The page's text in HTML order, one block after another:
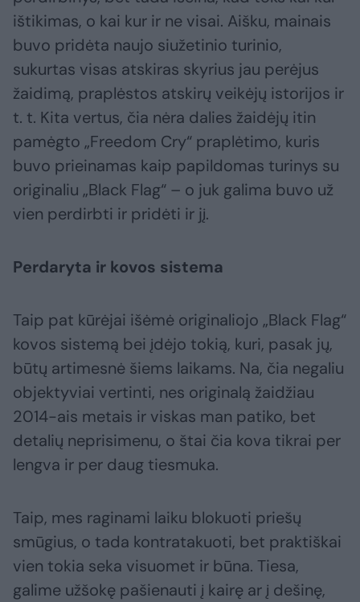
ištikimas, o kai kur ir ne visai. Aišku, mainais
buvo pridėta naujo siužetinio turinio,
sukurtas visas atskiras skyrius jau perėjus
žaidimą, praplėstos atskirų veikėjų istorijos ir
t. t. Kita vertus, čia nėra dalies žaidėjų itin
pamėgto „Freedom Cry“ praplėtimo, kuris
buvo prieinamas kaip papildomas turinys su
originaliu „Black Flag“ – o juk galima buvo už
vien perdirbti ir pridėti ir jį.
Perdaryta ir kovos sistema
Taip pat kūrėjai išėmė originaliojo „Black Flag“
kovos sistemą bei įdėjo tokią, kuri, pasak jų,
būtų artimesnė šiems laikams. Na, čia negaliu
objektyviai vertinti, nes originalą žaidžiau
2014-ais metais ir viskas man patiko, bet
detalių neprisimenu, o štai čia kova tikrai per
lengva ir per daug tiesmuka.
Taip, mes raginami laiku blokuoti priešų
smūgius, o tada kontratakuoti, bet praktiškai
vien tokia seka visuomet ir būna. Tiesa,
galime užšokę pašienauti į kairę ar į dešinę,